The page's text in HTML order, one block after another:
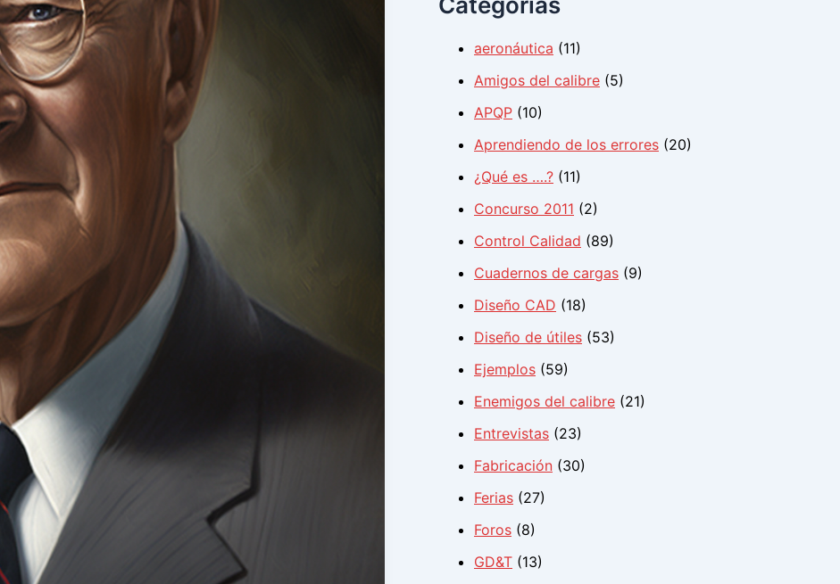
p
aeronáutica (11)
Amigos del calibre (5)
APQP (10)
Aprendiendo de los errores (20)
¿Qué es ….? (11)
Concurso 2011 (2)
Control Calidad (89)
Cuadernos de cargas (9)
Diseño CAD (18)
Diseño de útiles (53)
Ejemplos (59)
Enemigos del calibre (21)
Entrevistas (23)
Fabricación (30)
Ferias (27)
Foros (8)
GD&T (13)